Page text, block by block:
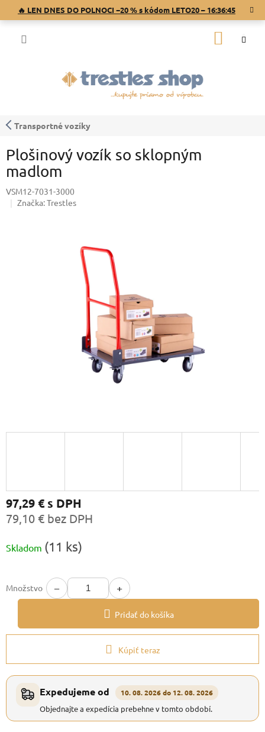
🔥 LEN DNES DO POLNOCI −20 % s kódom LETO20 – 16:36:44
Transportné vozíky
Plošinový vozík so sklopným
madlom
VSM12-7031-3000
Značka:Trestles
97,29 €s DPH
79,10 € bez DPH
cena:
Skladom (11 ks)
Množstvo − +
Pridať do košíka
Kúpiť teraz
Expedujeme od 10. 08. 2026 do 12. 08. 2026
Objednajte a expedícia prebehne v tomto období.